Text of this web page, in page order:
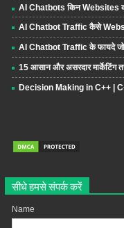
AI Chatbots किन Websites
AI Chatbot Traffic कैसे
AI Chatbot Traffic के फायदे
15 आसान और असरदार मार्केटिंग
Decision Making in C++ |
सीधे हमसे संपर्क करें
Name